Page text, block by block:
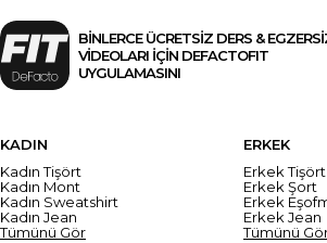
BİNLERCE ÜCRETSİZ DERS &
VİDEOLARI İÇİN DEFACTOFIT
UYGULAMASINI
KADIN
Kadın Tişört
Kadın Mont
Kadın Sweatshirt
Kadın Jean
Tümünü Gör
ERKEK
Erkek Tişört
Erkek Şort
Erkek
Erkek Jean
Tümünü